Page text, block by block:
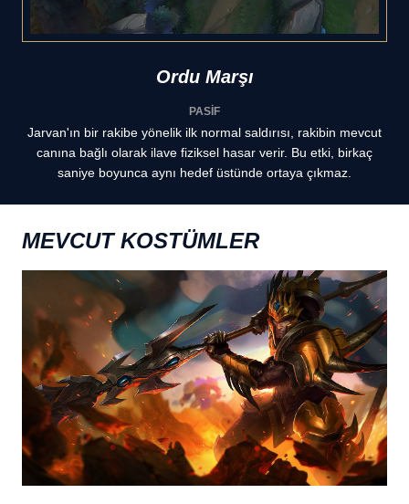
Ordu Marşı
PASİF
Jarvan'ın bir rakibe yönelik ilk normal saldırısı, rakibin mevcut
canına bağlı olarak ilave fiziksel hasar verir. Bu etki, birkaç
saniye boyunca aynı hedef üstünde ortaya çıkmaz.
MEVCUT KOSTÜMLER